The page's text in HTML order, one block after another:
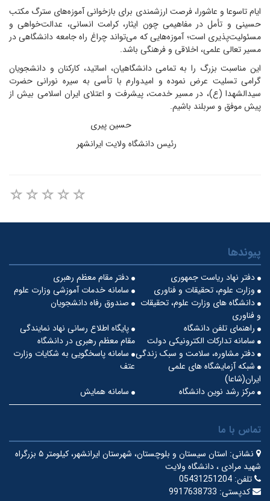
ایام تاسوعا و عاشورا، فرصت ارزشمندی برای بازخوانی آموزه‌های سترگ مکتب
حسینی و تأمل در مفاهیمی چون ایثار، کرامت انسانی، عدالت‌خواهی و
مسئولیت‌پذیری است؛ آموزه‌هایی که می‌تواند چراغ راه جامعه دانشگاهی در
مسیر تعالی علمی، اخلاقی و فرهنگی باشد.
این مناسبت بزرگ را به تمامی دانشگاهیان، اساتید، کارکنان و دانشجویان
گرامی تسلیت عرض نموده و امیدوارم با تأسی به سیره نورانی حضرت
سیدالشهدا (ع)، در مسیر خدمت، پیشرفت و اعتلای ایران اسلامی بیش از
پیش موفق و سربلند باشیم.
حسین پیری
رئیس دانشگاه ولایت ایرانشهر
پیوندها
دفتر مقام معظم رهبری
دفتر نهاد ریاست جمهوری
سامانه خدمات آموزشی وزارت علوم
وزارت علوم، تحقیقات و فناوری
صندوق رفاه دانشجویان
دانشگاه های وزارت علوم، تحقیقات
و فناوری
پایگاه اطلاع رسانی نهاد نمایندگی
مقام معظم رهبری در دانشگاه
راهنمای تلفن دانشگاه
سامانه تدارکات الکترونیکی دولت
سامانه پاسخگویی به شکایات وزارت
عتف
دفتر مشاوره، سلامت و سبک زندگی
شبکه آزمایشگاه های علمی
ایران(شاعا)
سامانه همایش
مرکز رشد نوین دانشگاه
تماس با ما
نشانی:
استان سیستان و بلوچستان، شهرستان ایرانشهر، کیلومتر ۵ بزرگراه
شهید مرادی ، دانشگاه ولایت
تلفن: 05431251204
کدپستی: 9917638733